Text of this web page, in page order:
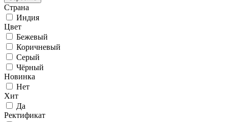
Страна
Индия
Цвет
Бежевый
Коричневый
Серый
Чёрный
Новинка
Нет
Хит
Да
Ректификат